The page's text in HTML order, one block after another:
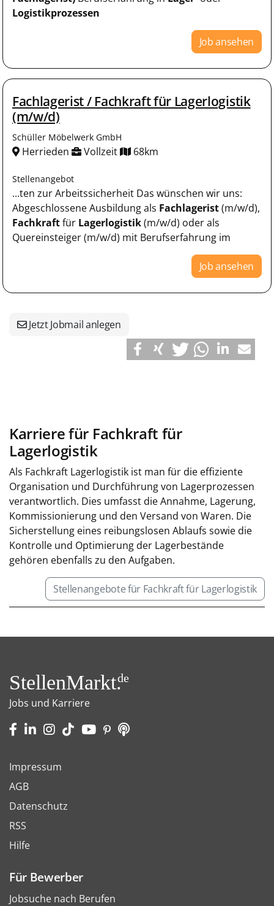
Logistikprozessen
Job ansehen
Fachlagerist / Fachkraft für Lagerlogistik
(m/w/d)
Schüller Möbelwerk GmbH
Herrieden Vollzeit 68km
Stellenangebot
...ten zur Arbeitssicherheit Das wünschen wir uns:
Abgeschlossene Ausbildung als Fachlagerist(m/w/d),
Fachkraftfür Lagerlogistik(m/w/d) oder als
Quereinsteiger (m/w/d) mit Berufserfahrung im
Job ansehen
Jetzt Jobmail anlegen
Karriere für Fachkraft für
Lagerlogistik
Als Fachkraft Lagerlogistik ist man für die effiziente
Organisation und Durchführung von Lagerprozessen
verantwortlich. Dies umfasst die Annahme, Lagerung,
Kommissionierung und den Versand von Waren. Die
Sicherstellung eines reibungslosen Ablaufs sowie die
Kontrolle und Optimierung der Lagerbestände
gehören ebenfalls zu den Aufgaben.
Stellenangebote für Fachkraft für Lagerlogistik
StellenMarkt.de
Jobs und Karriere
Impressum
AGB
Datenschutz
RSS
Hilfe
Für Bewerber
Jobsuche nach Berufen